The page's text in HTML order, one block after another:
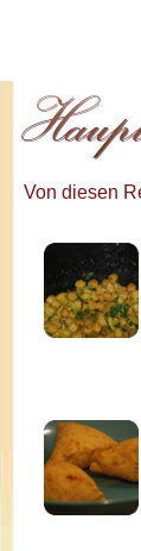
Von diesen